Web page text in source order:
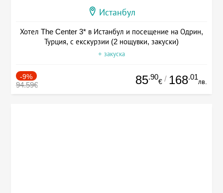
Истанбул
Хотел The Center 3* в Истанбул и посещение на Одрин,
Турция, с екскурзии (2 нощувки, закуски)
+ закуска
-9%
94.59€ 85.90
€ / 168.01
лв.